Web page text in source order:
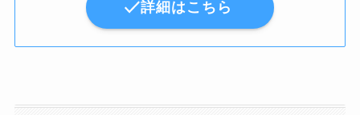
詳細はこちら